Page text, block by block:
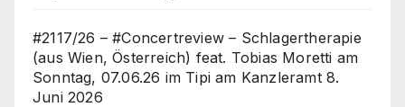
#2117/26 – #Concertreview – Schlagertherapie
(aus Wien, Österreich) feat. Tobias Moretti am
Sonntag, 07.06.26 im Tipi am Kanzleramt 8.
Juni 2026